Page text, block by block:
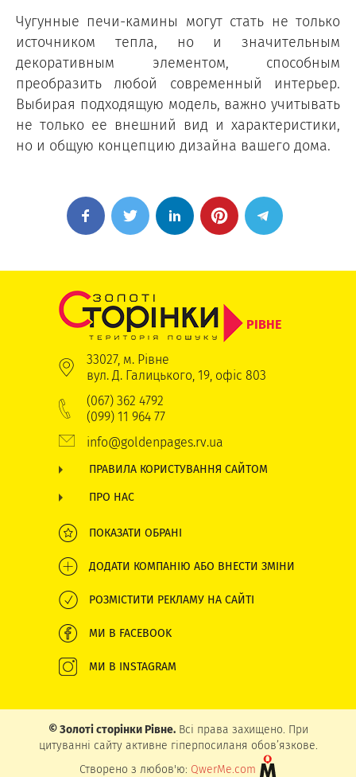
Чугунные печи-камины могут стать не только
источником тепла, но и значительным
декоративным элементом, способным
преобразить любой современный интерьер.
Выбирая подходящую модель, важно учитывать
не только ее внешний вид и характеристики,
но и общую концепцию дизайна вашего дома.
РІВНЕ
33027, м. Рівне
вул. Д. Галицького, 19, офіс 803
(067) 362 4792
(099) 11 964 77
info@goldenpages.rv.ua
ПРАВИЛА КОРИСТУВАННЯ САЙТОМ
ПРО НАС
ПОКАЗАТИ ОБРАНІ
ДОДАТИ КОМПАНІЮ АБО ВНЕСТИ ЗМІНИ
РОЗМІСТИТИ РЕКЛАМУ НА САЙТІ
МИ В FACEBOOK
МИ В INSTAGRAM
© Золоті сторінки Рівне.Всі права захищено. При
цитуванні сайту активне гіперпосиланя обов’язкове.
Створено з любов'ю: QwerMe.com